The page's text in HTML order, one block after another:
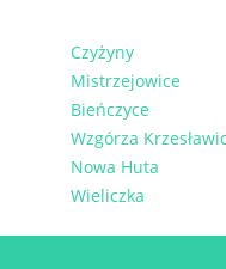
Czyżyny
Mistrzejowice
Bieńczyce
Wzgórza
Nowa Huta
Wieliczka